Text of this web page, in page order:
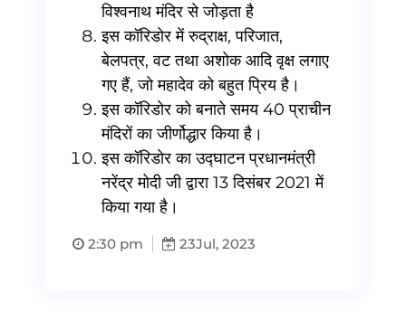
विश्वनाथ मंदिर से जोड़ता है
इस कॉरिडोर में रुद्राक्ष, परिजात,
बेलपत्र, वट तथा अशोक आदि वृक्ष लगाए
गए हैं, जो महादेव को बहुत प्रिय है।
इस कॉरिडोर को बनाते समय 40 प्राचीन
मंदिरों का जीर्णोद्धार किया है।
इस कॉरिडोर का उद्घाटन प्रधानमंत्री
नरेंद्र मोदी जी द्वारा 13 दिसंबर 2021 में
किया गया है।
2:30 pm 23Jul, 2023